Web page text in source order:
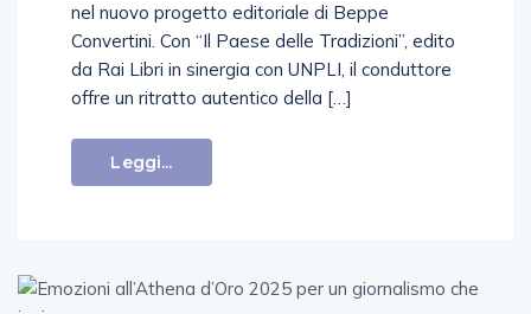
nel nuovo progetto editoriale di Beppe
Convertini. Con “Il Paese delle Tradizioni”, edito
da Rai Libri in sinergia con UNPLI, il conduttore
offre un ritratto autentico della […]
Leggi...